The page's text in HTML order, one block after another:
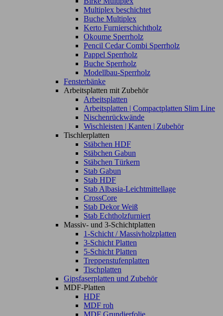
Multiplex beschichtet
Buche Multiplex
Kerto Furnierschichtholz
Okoume Sperrholz
Pencil Cedar Combi Sperrholz
Pappel Sperrholz
Buche Sperrholz
Modellbau-Sperrholz
Fensterbänke
Arbeitsplatten mit Zubehör
Arbeitsplatten
Arbeitsplatten | Compactplatten Slim Line
Nischenrückwände
Wischleisten | Kanten | Zubehör
Tischlerplatten
Stäbchen HDF
Stäbchen Gabun
Stäbchen Türkern
Stab Gabun
Stab HDF
Stab Albasia-Leichtmittellage
CrossCore
Stab Dekor Weiß
Stab Echtholzfurniert
Massiv- und 3-Schichtplatten
1-Schicht / Massivholzplatten
3-Schicht Platten
5-Schicht Platten
Treppenstufenplatten
Tischplatten
Gipsfaserplatten und Zubehör
MDF-Platten
HDF
MDF roh